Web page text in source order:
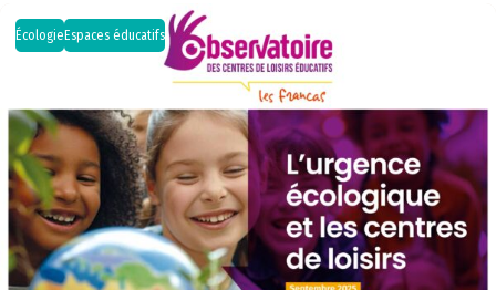
ÉcologieEspaces éducatifs